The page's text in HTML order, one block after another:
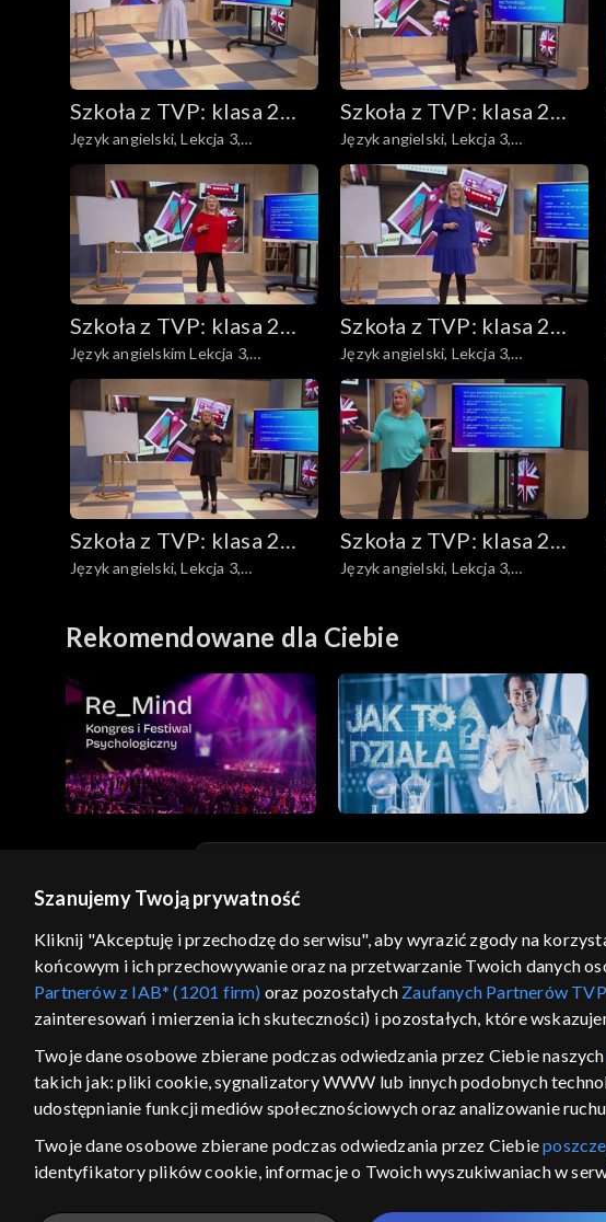
Fizyka
Geografia
Język angielski
Język polski
Matematyka
Chemia
Szkoła z TVP: klasa 2
ponadpodstawowa
Język angielski, Lekcja 3,
24.04.2020
Szkoła z TVP: klasa 2
ponadpodstawowa
Język angielski, Lekcja 3,
27.04.2020
Szkoła z TVP: klasa 2
ponadpodstawowa
Język angielskim Lekcja 3,
08.05.2020
Szkoła z TVP: klasa 2
ponadpodstawowa
Język angielski, Lekcja 3,
11.05.2020
Szkoła z TVP: klasa 2
ponadpodstawowa
Język angielski, Lekcja 3,
Szkoła z TVP: klasa 2
ponadpodstawowa
Język angielski, Lekcja 3,
Rekomendowane dla Ciebie
GEOLOKALIZACJA
ŁĄCZYSZ SIĘ SPOZA POLSKI
Kraj, z którego się łączysz, to Stany Zjednoczone ,
w związku z czym część tytułów na platformie
VOD może być nieodstępna. Sprawdź, które
© 2026 Telewizja Polska S.A. w likwidacji
regulamin serwisu cennik polityka prywatności moje zgody
Szanujemy Twoją prywatność
Kliknij "Akceptuję i przechodzę do serwisu", aby wyrazić zgody na
końcowym i ich przechowywanie oraz na przetwarzanie Twoich danych
Partnerów z IAB* (1201 firm) oraz pozostałych Zaufanych Partnerów
zainteresowań i mierzenia ich skuteczności) i pozostałych, które
Twoje dane osobowe zbierane podczas odwiedzania przez Ciebie naszych
takich jak: pliki cookie, sygnalizatory WWW lub innych podobnych
udostępnianie funkcji mediów społecznościowych oraz analizowanie
Twoje dane osobowe zbierane podczas odwiedzania przez Ciebie
identyfikatory plików cookie, informacje o Twoich wyszukiwaniach w